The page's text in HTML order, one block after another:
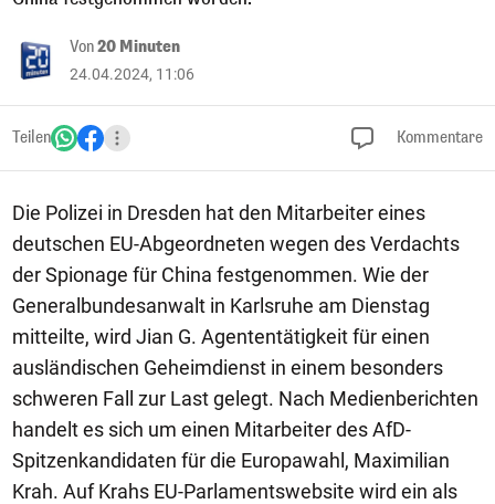
Von20 Minuten
24.04.2024, 11:06
Teilen Kommentare
Die Polizei in Dresden hat den Mitarbeiter eines
deutschen EU-Abgeordneten wegen des Verdachts
der Spionage für China festgenommen. Wie der
Generalbundesanwalt in Karlsruhe am Dienstag
mitteilte, wird Jian G. Agententätigkeit für einen
ausländischen Geheimdienst in einem besonders
schweren Fall zur Last gelegt. Nach Medienberichten
handelt es sich um einen Mitarbeiter des AfD-
Spitzenkandidaten für die Europawahl, Maximilian
Krah. Auf Krahs EU-Parlamentswebsite wird ein als